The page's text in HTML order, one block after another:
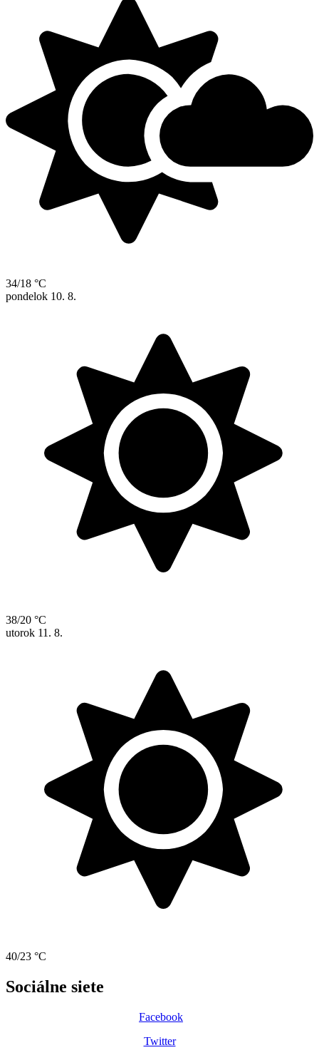
34/18 °C
pondelok 10. 8.
38/20 °C
utorok 11. 8.
40/23 °C
Sociálne siete
Facebook
Twitter